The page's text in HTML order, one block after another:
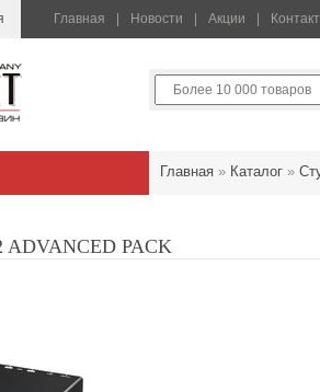
Главная Новости Акции
Главная » Каталог »
ADVANCED PACK